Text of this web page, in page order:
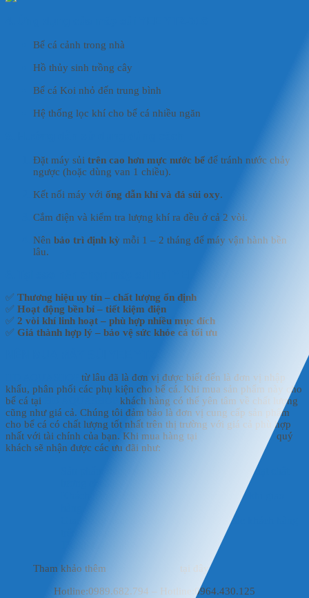
Bể cá cảnh trong nhà
Hồ thủy sinh trồng cây
Bể cá Koi nhỏ đến trung bình
Hệ thống lọc khí cho bể cá nhiều ngăn
Đặt máy sủi trên cao hơn mực nước bể để tránh nước chảy
ngược (hoặc dùng van 1 chiều).
Kết nối máy với ống dẫn khí và đá sủi oxy.
Cắm điện và kiểm tra lượng khí ra đều ở cả 2 vòi.
Nên bảo trì định kỳ mỗi 1 – 2 tháng để máy vận hành bền
lâu.
✅ Thương hiệu uy tín – chất lượng ổn định
✅ Hoạt động bền bỉ – tiết kiệm điện
✅ 2 vòi khí linh hoạt – phù hợp nhiều mục đích
✅ Giá thành hợp lý – bảo vệ sức khỏe cá tối ưu
từ lâu đã là đơn vị được biết đến là đơn vị nhập
khẩu, phân phối các phụ kiện cho bể cá. Khi mua sản phẩm này cho
bể cá tại
khách hàng có thể yên tâm về chất lượng
cũng như giá cả. Chúng tôi đảm bảo là đơn vị cung cấp sản phẩm
cho bể cá có chất lượng tốt nhất trên thị trường với giá cả phù hợp
nhất với tài chính của bạn. Khi mua hàng tại
HD AQUASHOP quý
khách sẽ nhận được các ưu đãi như:
Sản phẩm đảm bảo là sản phẩm chính hãng, đạt chất
Khách hàng được kiểm tra sản phẩm trước khi giao
Giao hàng nhanh chóng, linh hoạt cho các khách hàng
Tham khảo thêm tại đây
Hotline:0989.682.794 – Hotline:0964.430.125